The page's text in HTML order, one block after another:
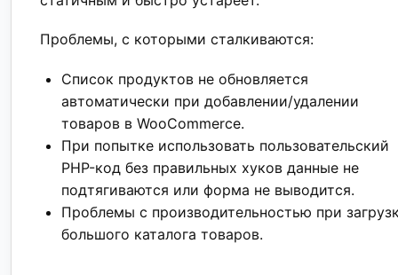
Проблемы, с которыми сталкиваются:
Список продуктов не обновляется
автоматически при добавлении/удалении
товаров в WooCommerce.
При попытке использовать пользовательский
PHP-код без правильных хуков данные не
подтягиваются или форма не выводится.
Проблемы с производительностью при
большого каталога товаров.